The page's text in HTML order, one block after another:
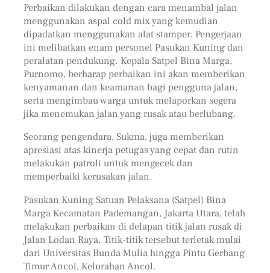
Perbaikan dilakukan dengan cara menambal jalan
menggunakan aspal cold mix yang kemudian
dipadatkan menggunakan alat stamper. Pengerjaan
ini melibatkan enam personel Pasukan Kuning dan
peralatan pendukung. Kepala Satpel Bina Marga,
Purnomo, berharap perbaikan ini akan memberikan
kenyamanan dan keamanan bagi pengguna jalan,
serta mengimbau warga untuk melaporkan segera
jika menemukan jalan yang rusak atau berlubang.
Seorang pengendara, Sukma, juga memberikan
apresiasi atas kinerja petugas yang cepat dan rutin
melakukan patroli untuk mengecek dan
memperbaiki kerusakan jalan.
Pasukan Kuning Satuan Pelaksana (Satpel) Bina
Marga Kecamatan Pademangan, Jakarta Utara, telah
melakukan perbaikan di delapan titik jalan rusak di
Jalan Lodan Raya. Titik-titik tersebut terletak mulai
dari Universitas Bunda Mulia hingga Pintu Gerbang
Timur Ancol, Kelurahan Ancol.